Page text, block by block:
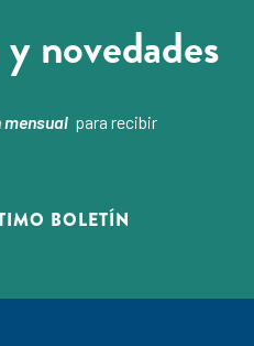
novedades
para recibir
BOLETÍN